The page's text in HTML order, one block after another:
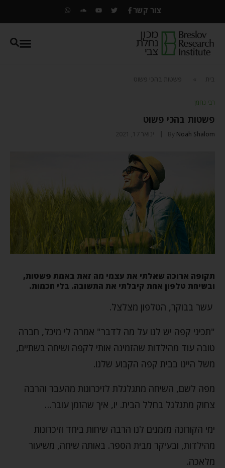
צור קשר
בית פשטות בהכי פשוט
רבי נחמן
פשטות בהכי פשוט
By Noah Shalom ינואר 17, 2021
תקופה ארוכה שאלתי את עצמי מה זאת באמת פשטות,
ובשיחת טלפון אחת קיבלתי את התשובה. בלי חכמות.
עשר בבוקר, הטלפון מצלצל.
"תכיני קפה יש לנו על מה לדבר" אמרה לי מיכל, חברה
טובה עוד מהילדות שהזמינה אותי לקפה ושיחה בשתיים,
משל היינו בבית קפה הקבוע שלנו.
מפה לשם, השיחה מתגלגלת לזיכרונות מהעבר והרבה
צחוק מתגלגל בחלל הבית. יו, איך שהזמן עובר…
ימי הקורונה מזמנים לנו הרבה שיחות ביחד וזיכרונות
מהילדות, ובעיקר מבית הספר. באותה שיחה, משיעור
מלאכה.